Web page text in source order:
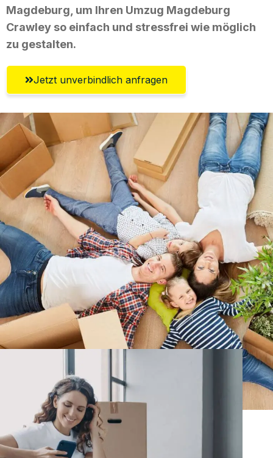
Magdeburg, um Ihren Umzug Magdeburg
Crawley so einfach und stressfrei wie möglich
zu gestalten.
Jetzt unverbindlich anfragen